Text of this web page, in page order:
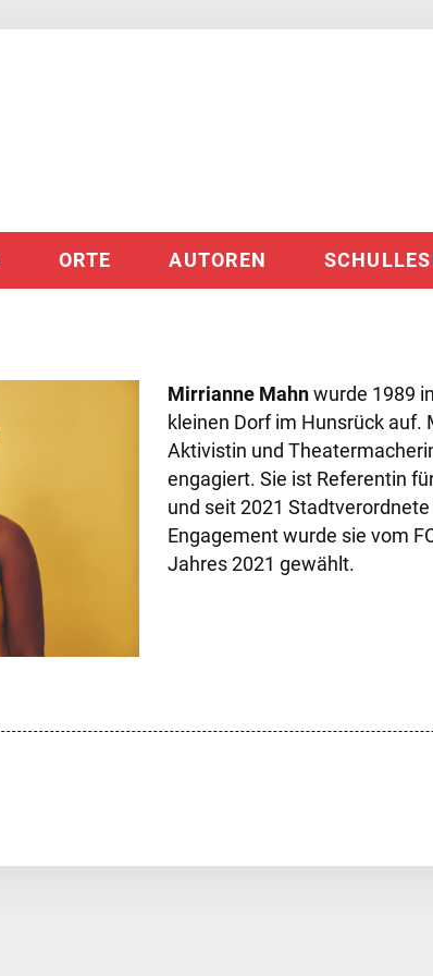
ORTE AUTOREN
Mirrianne Mahnwurde 1989
kleinen Dorf im Hunsrück
Aktivistin und
engagiert. Sie ist Referentin
und seit 2021
Engagement wurde sie vom
Jahres 2021 gewählt.